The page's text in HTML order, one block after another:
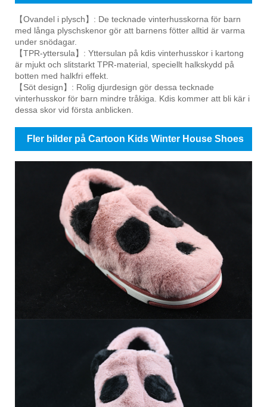
House Shoes
【Ovandel i plysch】: De tecknade vinterhusskorna för barn
med långa plyschskenor gör att barnens fötter alltid är varma
under snödagar.
【TPR-yttersula】: Yttersulan på kdis vinterhusskor i kartong
är mjukt och slitstarkt TPR-material, speciellt halkskydd på
botten med halkfri effekt.
【Söt design】: Rolig djurdesign gör dessa tecknade
vinterhusskor för barn mindre tråkiga. Kdis kommer att bli kär i
dessa skor vid första anblicken.
Fler bilder på Cartoon Kids Winter House Shoes